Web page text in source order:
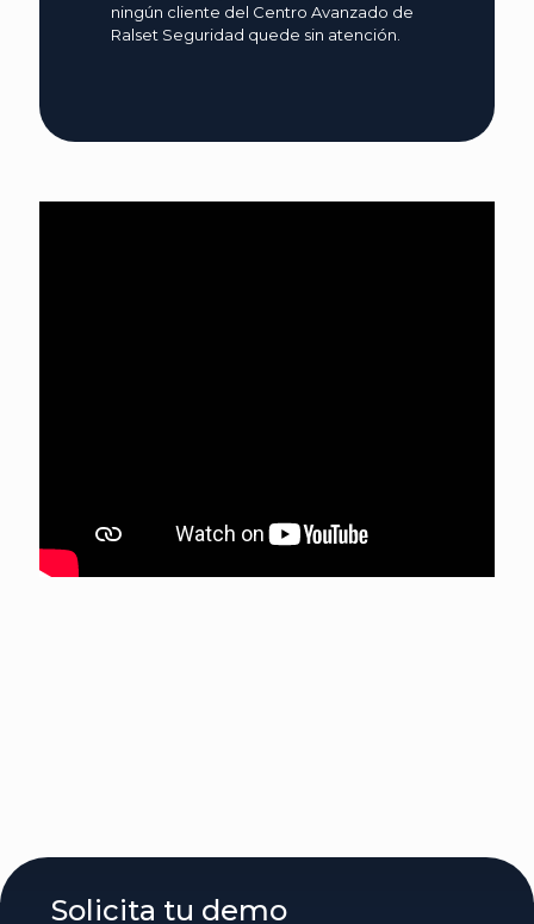
ningún cliente del Centro Avanzado de
Ralset Seguridad quede sin atención.
Solicita tu demo